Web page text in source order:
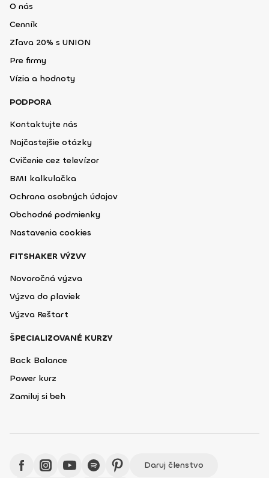
O nás
Cenník
Zľava 20% s UNION
Pre firmy
Vízia a hodnoty
PODPORA
Kontaktujte nás
Najčastejšie otázky
Cvičenie cez televízor
BMI kalkulačka
Ochrana osobných údajov
Obchodné podmienky
Nastavenia cookies
FITSHAKER VÝZVY
Novoročná výzva
Výzva do plaviek
Výzva Reštart
ŠPECIALIZOVANÉ KURZY
Back Balance
Power kurz
Zamiluj si beh
Daruj členstvo